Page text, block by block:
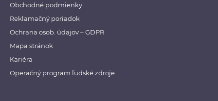
Obchodné podmienky
Reklamačný poriadok
Ochrana osob. údajov – GDPR
Mapa stránok
Kariéra
Operačný program ľudské zdroje